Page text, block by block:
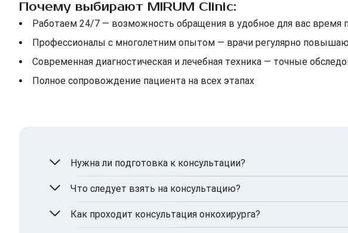
Почему выбирают MIRUM Clinic:
Работаем 24/7 — возможность обращения в удобное для вас время
Профессионалы с многолетним опытом — врачи регулярно
Современная диагностическая и лечебная техника — точные
Полное сопровождение пациента на всех этапах
Нужна ли подготовка к консультации?
Нет, специальная подготовка не требуется.
Что следует взять на консультацию?
Медицинская карта, результаты обследований, снимки
Как проходит консультация онкохирурга?